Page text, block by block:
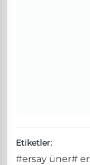
Etiketler:
#ersay üner#